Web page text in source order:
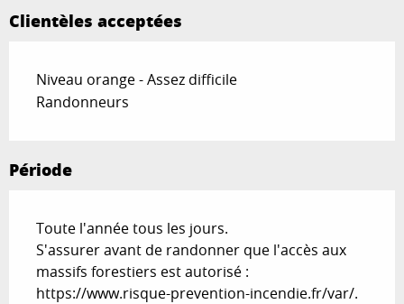
Clientèles acceptées
Niveau orange - Assez difficile
Randonneurs
Période
Toute l'année tous les jours.
S'assurer avant de randonner que l'accès aux
massifs forestiers est autorisé :
https://www.risque-prevention-incendie.fr/var/.